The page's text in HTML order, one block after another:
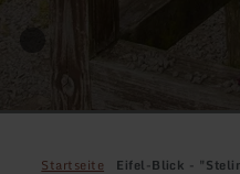
Startseite Eifel-Blick -